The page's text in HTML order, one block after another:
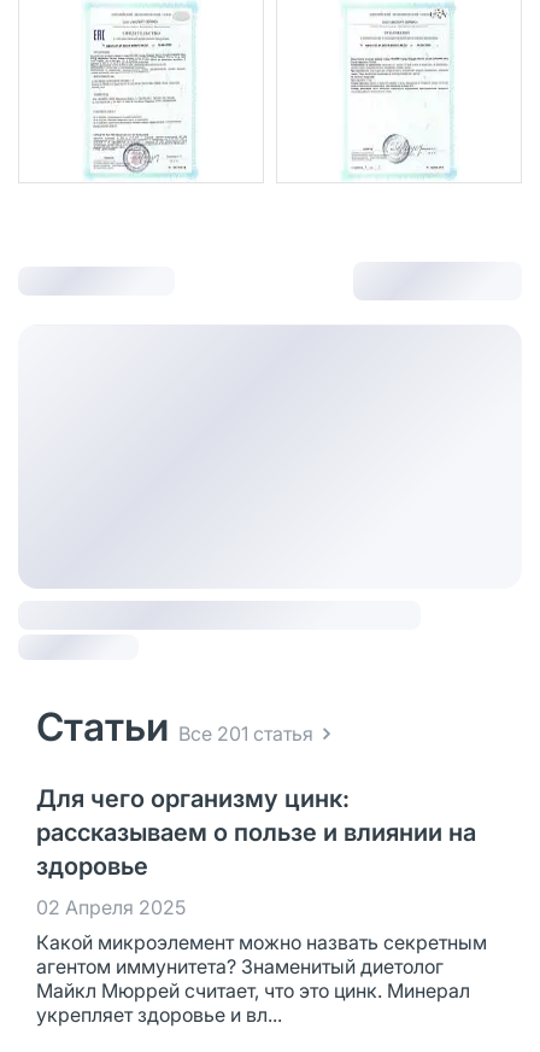
Статьи Все 201 статья
Для чего организму цинк:
рассказываем о пользе и влиянии на
здоровье
02 Апреля 2025
Какой микроэлемент можно назвать секретным
агентом иммунитета? Знаменитый диетолог
Майкл Мюррей считает, что это цинк. Минерал
укрепляет здоровье и вл...